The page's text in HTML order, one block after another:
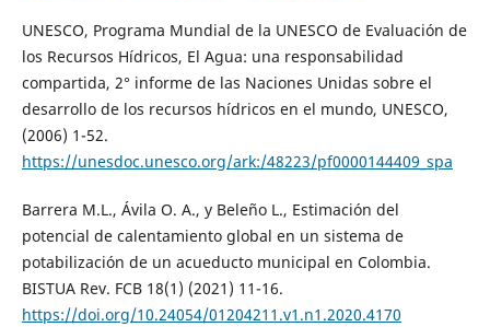
UNESCO, Programa Mundial de la UNESCO de Evaluación de
los Recursos Hídricos, El Agua: una responsabilidad
compartida, 2° informe de las Naciones Unidas sobre el
desarrollo de los recursos hídricos en el mundo, UNESCO,
(2006) 1-52.
https://unesdoc.unesco.org/ark:/48223/pf0000144409_spa
Barrera M.L., Ávila O. A., y Beleño L., Estimación del
potencial de calentamiento global en un sistema de
potabilización de un acueducto municipal en Colombia.
BISTUA Rev. FCB 18(1) (2021) 11-16.
https://doi.org/10.24054/01204211.v1.n1.2020.4170